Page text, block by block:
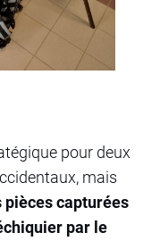
pour deux
mais
pièces capturées
par le